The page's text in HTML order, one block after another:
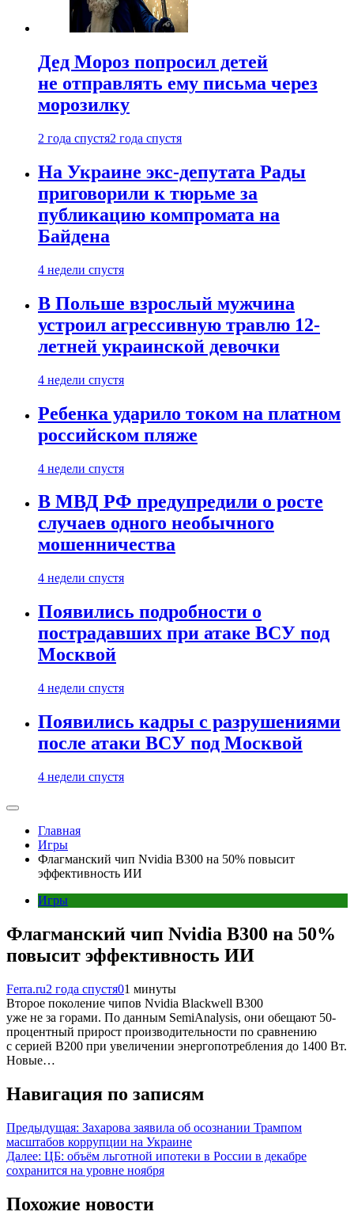
Дед Мороз попросил детей
не отправлять ему письма через
морозилку
2 года спустя2 года спустя
На Украине экс-депутата Рады
приговорили к тюрьме за
публикацию компромата на
Байдена
4 недели спустя
В Польше взрослый мужчина
устроил агрессивную травлю 12-
летней украинской девочки
4 недели спустя
Ребенка ударило током на платном
российском пляже
4 недели спустя
В МВД РФ предупредили о росте
случаев одного необычного
мошенничества
4 недели спустя
Появились подробности о
пострадавших при атаке ВСУ под
Москвой
4 недели спустя
Появились кадры с разрушениями
после атаки ВСУ под Москвой
4 недели спустя
Главная
Игры
Флагманский чип Nvidia B300 на 50% повысит
эффективность ИИ
Игры
Флагманский чип Nvidia B300 на 50%
повысит эффективность ИИ
Ferra.ru2 года спустя01 минуты
Второе поколение чипов Nvidia Blackwell B300
уже не за горами. По данным SemiAnalysis, они обещают 50-
процентный прирост производительности по сравнению
с серией B200 при увеличении энергопотребления до 1400 Вт.
Новые…
Навигация по записям
Предыдущая: Захарова заявила об осознании Трампом
масштабов коррупции на Украине
Далее: ЦБ: объём льготной ипотеки в России в декабре
сохранится на уровне ноября
Похожие новости